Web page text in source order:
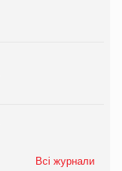
Всі журнали